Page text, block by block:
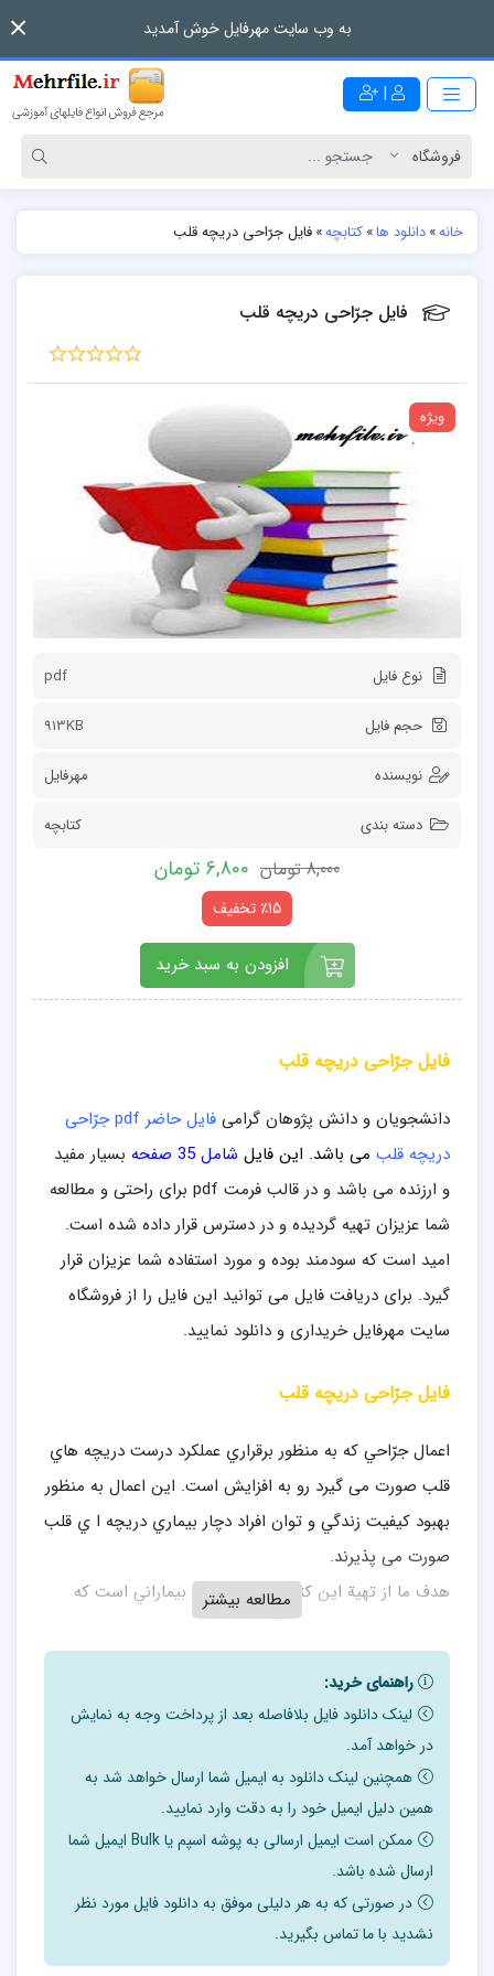
به وب سایت مهرفایل خوش آمدید
|
خانه»دانلود ها»کتابچه»فایل جرّاحی دريچه قلب
فایل جرّاحی دريچه قلب
ویژه
نوع فایل pdf
حجم فایل 913KB
نویسنده مهرفایل
دسته بندی کتابچه
8,000 تومان 6,800 تومان
٪15 تخفیف
افزودن به سبد خرید
فایل جرّاحی دريچه قلب
دانشجویان و دانش پژوهان گرامی
فایل حاضر pdf جرّاحی
دريچه قلب می باشد. این فایل شامل 35 صفحه
بسیار مفید
و ارزنده می باشد و در قالب فرمت pdf
برای راحتی و مطالعه
شما عزیزان تهیه گردیده و در دسترس قرار داده شده است.
امید است که سودمند بوده و مورد استفاده شما عزیزان قرار
گیرد. برای دریافت فایل می توانید این فایل را از فروشگاه
سایت مهرفایل خریداری و دانلود نمایید.
فایل جرّاحی دريچه قلب
اعمال جرّاحي كه به منظور برقراري عملكرد درست دريچه هاي
قلب صورت می گيرد رو به افزايش است. اين اعمال به منظور
بهبود كيفيت زندگي و توان افراد دچار بيماري دريچه ا ي قلب
صورت می پذيرند.
هدف ما از تهية اين كتابچه، آموزش به بيماراني است كه
همچنين اين كتابچه حاوي اطلاعاتي است در زمينة آنچه كه
طي بستري در بيمارستان يا پس از مرخصي ممكن است
پيش بيايد.
پزشكي كه جرّاحي شما به عهدة ايشان است بهترين فرد براي
پاسخگويي به سؤالات يا نگراني هاي شما در رابطه با جزئيات
جرّاحي و دوران نقاهت پس از آن می باشد. در اين کتابچه
متن نوشتار و نقاشی ها به شما کمک می کند که موضوع را
درک کنيد و با متخصص قلب، متخصص داخلی، پزشک
خانواده يا هر پزشک ديگری که مراقبت از شما را به عهده
مطالعه بیشتر
راهنمای خرید:
لینک دانلود فایل بلافاصله بعد از پرداخت وجه به نمایش
در خواهد آمد.
همچنین لینک دانلود به ایمیل شما ارسال خواهد شد به
همین دلیل ایمیل خود را به دقت وارد نمایید.
ممکن است ایمیل ارسالی به پوشه اسپم یا Bulk ایمیل شما
ارسال شده باشد.
در صورتی که به هر دلیلی موفق به دانلود فایل مورد نظر
نشدید با ما تماس بگیرید.